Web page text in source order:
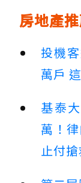
房地產
投機
萬戶
基泰
萬！
止付